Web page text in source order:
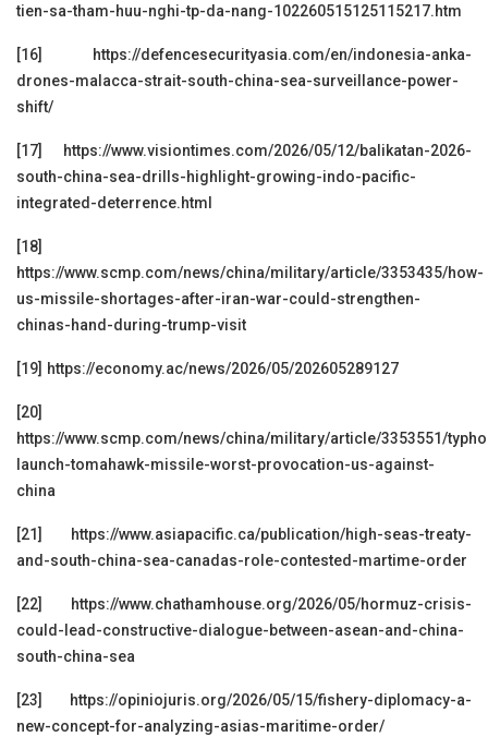
tien-sa-tham-huu-nghi-tp-da-nang-102260515125115217.htm
[16]
https://defencesecurityasia.com/en/indonesia-anka-
drones-malacca-strait-south-china-sea-surveillance-power-
shift/
[17]
https://www.visiontimes.com/2026/05/12/balikatan-2026-
south-china-sea-drills-highlight-growing-indo-pacific-
integrated-deterrence.html
[18]
https://www.scmp.com/news/china/military/article/3353435/how-
us-missile-shortages-after-iran-war-could-strengthen-
chinas-hand-during-trump-visit
[19] https://economy.ac/news/2026/05/202605289127
[20]
https://www.scmp.com/news/china/military/article/3353551/
launch-tomahawk-missile-worst-provocation-us-against-
china
[21]
https://www.asiapacific.ca/publication/high-seas-treaty-
and-south-china-sea-canadas-role-contested-martime-order
[22]
https://www.chathamhouse.org/2026/05/hormuz-crisis-
could-lead-constructive-dialogue-between-asean-and-china-
south-china-sea
[23]
https://opiniojuris.org/2026/05/15/fishery-diplomacy-a-
new-concept-for-analyzing-asias-maritime-order/